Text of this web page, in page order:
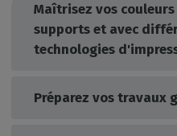
Maîtrisez vos
supports et avec
technologies
Préparez vos travaux